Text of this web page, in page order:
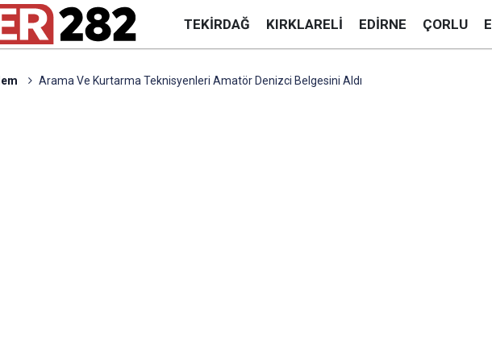
TEKIRDAĞ KIRKLARELI EDIRNE ÇORLU
Arama Ve Kurtarma Teknisyenleri Amatör Denizci Belgesini Aldı